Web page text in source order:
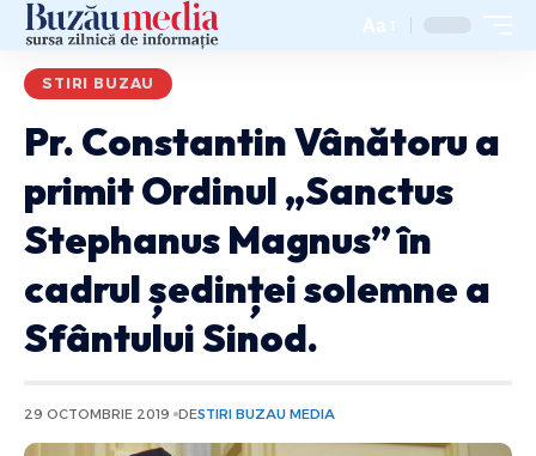
Aa
STIRI BUZAU
Pr. Constantin Vânătoru a
primit Ordinul „Sanctus
Stephanus Magnus” în
cadrul ședinței solemne a
Sfântului Sinod.
29 OCTOMBRIE 2019 DESTIRI BUZAU MEDIA